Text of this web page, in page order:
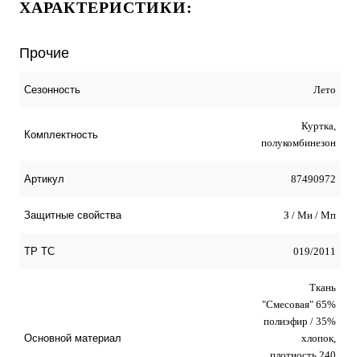
ХАРАКТЕРИСТИКИ:
Прочие
Сезонность Лето
Комплектность
Куртка,
полукомбинезон
Артикул 87490972
Защитные свойства З / Ми / Мп
ТР ТС 019/2011
Основной материал
Ткань
"Смесовая" 65%
полиэфир / 35%
хлопок,